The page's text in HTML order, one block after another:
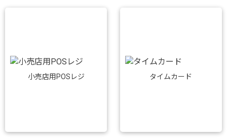
小売店用POSレジ タイムカード